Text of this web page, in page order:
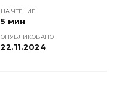
НА ЧТЕНИЕ
5 мин
ОПУБЛИКОВАНО
22.11.2024